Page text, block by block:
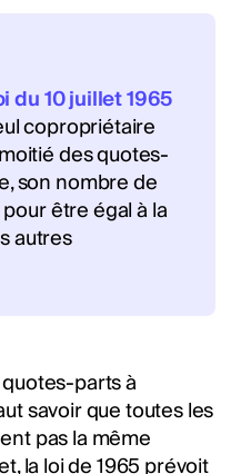
du 10 juillet 1965
copropriétaire
des quotes-
son nombre de
être égal à la
autres
parts à
savoir que toutes les
pas la même
la loi de 1965 prévoit